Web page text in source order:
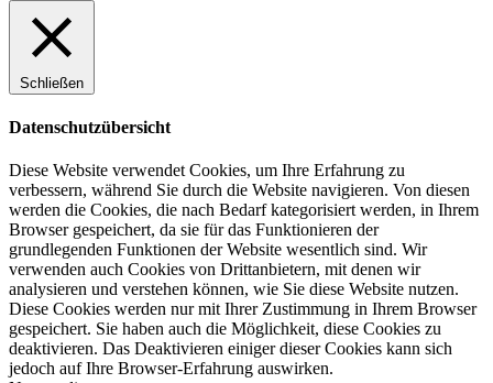
Schließen
Datenschutzübersicht
Diese Website verwendet Cookies, um Ihre Erfahrung zu
verbessern, während Sie durch die Website navigieren. Von diesen
werden die Cookies, die nach Bedarf kategorisiert werden, in Ihrem
Browser gespeichert, da sie für das Funktionieren der
grundlegenden Funktionen der Website wesentlich sind. Wir
verwenden auch Cookies von Drittanbietern, mit denen wir
analysieren und verstehen können, wie Sie diese Website nutzen.
Diese Cookies werden nur mit Ihrer Zustimmung in Ihrem Browser
gespeichert. Sie haben auch die Möglichkeit, diese Cookies zu
deaktivieren. Das Deaktivieren einiger dieser Cookies kann sich
jedoch auf Ihre Browser-Erfahrung auswirken.